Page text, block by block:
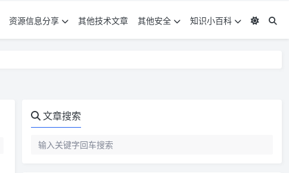
资源信息分享 其他技术文章 其他安全 知识小百科
文章搜索